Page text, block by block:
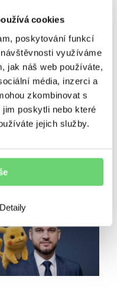
Detaily
cookies
poskytování funkcí
využíváme
jak náš web používáte,
média, inzerci a
zkombinovat s
poskytli nebo které
jejich služby.
Regiony
Výnosy
ČLÁNKY